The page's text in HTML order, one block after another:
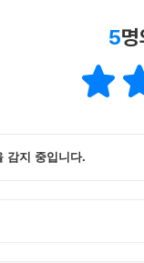
, 복잡한 세계사를 이
연하게 정리한 각국
는 선진국 대한민국
판 머리말에서 이
선진국뿐 아니라
5
감지 중입니다.